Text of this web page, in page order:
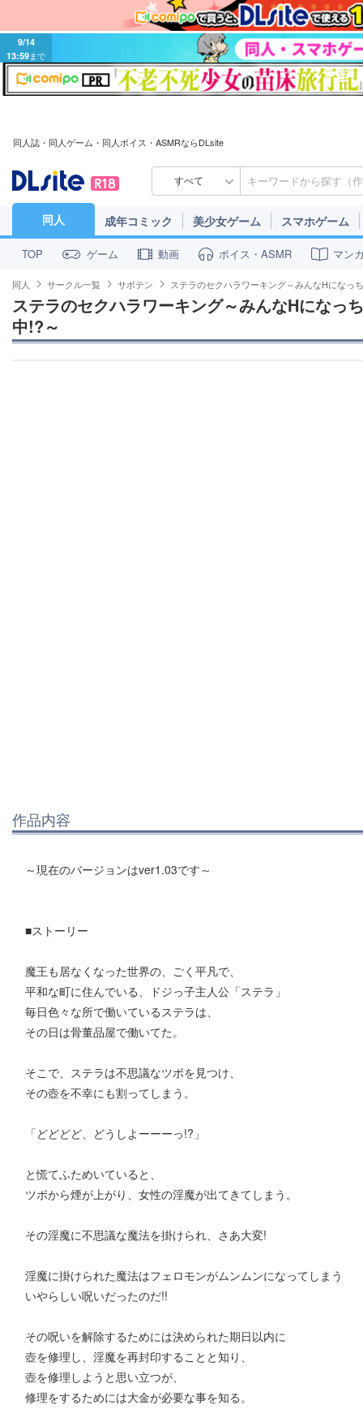
9/14
13:59まで
同人誌・同人ゲーム・同人ボイス・ASMRならDLsite
すべて
同人 成年コミック 美少女ゲーム スマホゲーム
TOP ゲーム 動画 ボイス・ASMR マン
同人 サークル一覧 サボテン ステラのセクハラワーキング～みんなHになっ
ステラのセクハラワーキング～みんなHになっ
中!?～
作品内容
～現在のバージョンはver1.03です～
■ストーリー
魔王も居なくなった世界の、ごく平凡で、
平和な町に住んでいる、ドジっ子主人公「ステラ」
毎日色々な所で働いているステラは、
その日は骨董品屋で働いてた。
そこで、ステラは不思議なツボを見つけ、
その壺を不幸にも割ってしまう。
「どどどど、どうしよーーーっ!?」
と慌てふためいていると、
ツボから煙が上がり、女性の淫魔が出てきてしまう。
その淫魔に不思議な魔法を掛けられ、さあ大変!
淫魔に掛けられた魔法はフェロモンがムンムンになってしまう
いやらしい呪いだったのだ!!
その呪いを解除するためには決められた期日以内に
壺を修理し、淫魔を再封印することと知り、
壺を修理しようと思い立つが、
修理をするためには大金が必要な事を知る。